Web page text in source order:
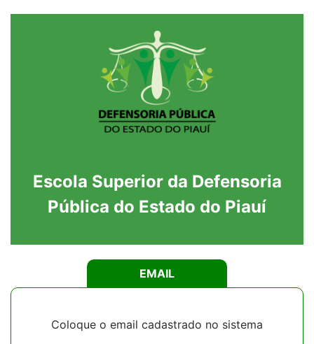
Escola Superior da Defensoria
Pública do Estado do Piauí
EMAIL
Coloque o email cadastrado no sistema